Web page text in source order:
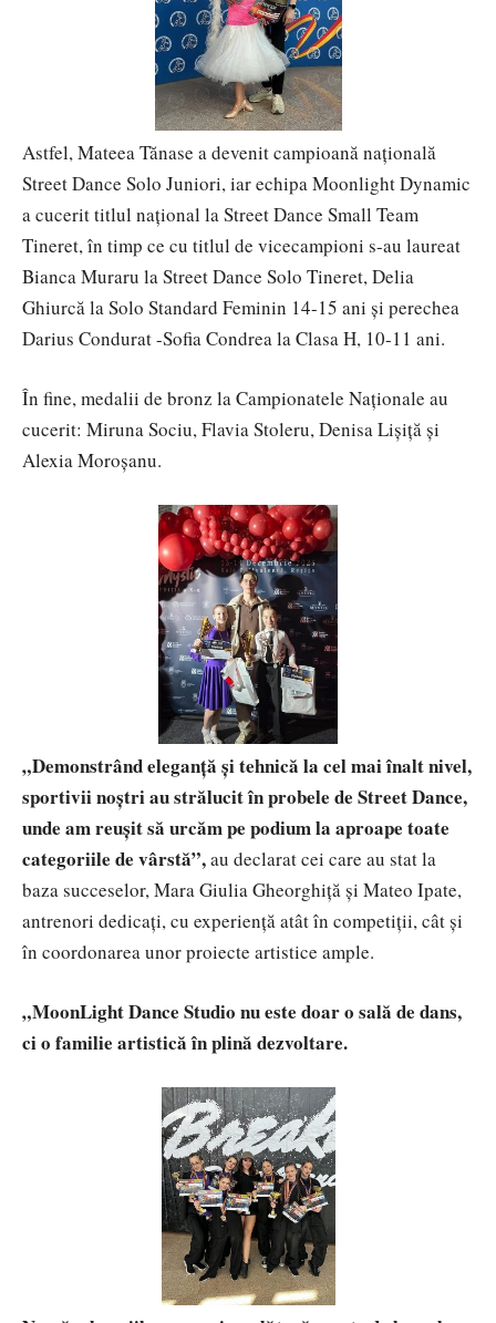
Astfel, Mateea Tănase a devenit campioană națională
Street Dance Solo Juniori, iar echipa Moonlight Dynamic
a cucerit titlul național la Street Dance Small Team
Tineret, în timp ce cu titlul de vicecampioni s-au laureat
Bianca Muraru la Street Dance Solo Tineret, Delia
Ghiurcă la Solo Standard Feminin 14-15 ani și perechea
Darius Condurat -Sofia Condrea la Clasa H, 10-11 ani.
În fine, medalii de bronz la Campionatele Naționale au
cucerit: Miruna Sociu, Flavia Stoleru, Denisa Lișiță și
Alexia Moroșanu.
„Demonstrând eleganță și tehnică la cel mai înalt nivel,
sportivii noștri au strălucit în probele de Street Dance,
unde am reușit să urcăm pe podium la aproape toate
categoriile de vârstă”,au declarat cei care au stat la
baza succeselor, Mara Giulia Gheorghiță și Mateo Ipate,
antrenori dedicați, cu experiență atât în competiții, cât și
în coordonarea unor proiecte artistice ample.
„MoonLight Dance Studio nu este doar o sală de dans,
ci o familie artistică în plină dezvoltare.